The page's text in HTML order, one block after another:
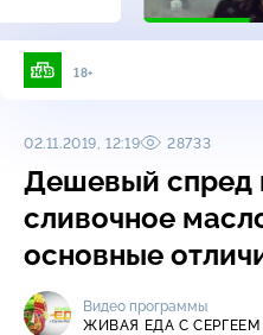
18+
02.11.2019, 12:19 28733
Дешевый спред
сливочное
основные
Видео программы
ЖИВАЯ ЕДА С